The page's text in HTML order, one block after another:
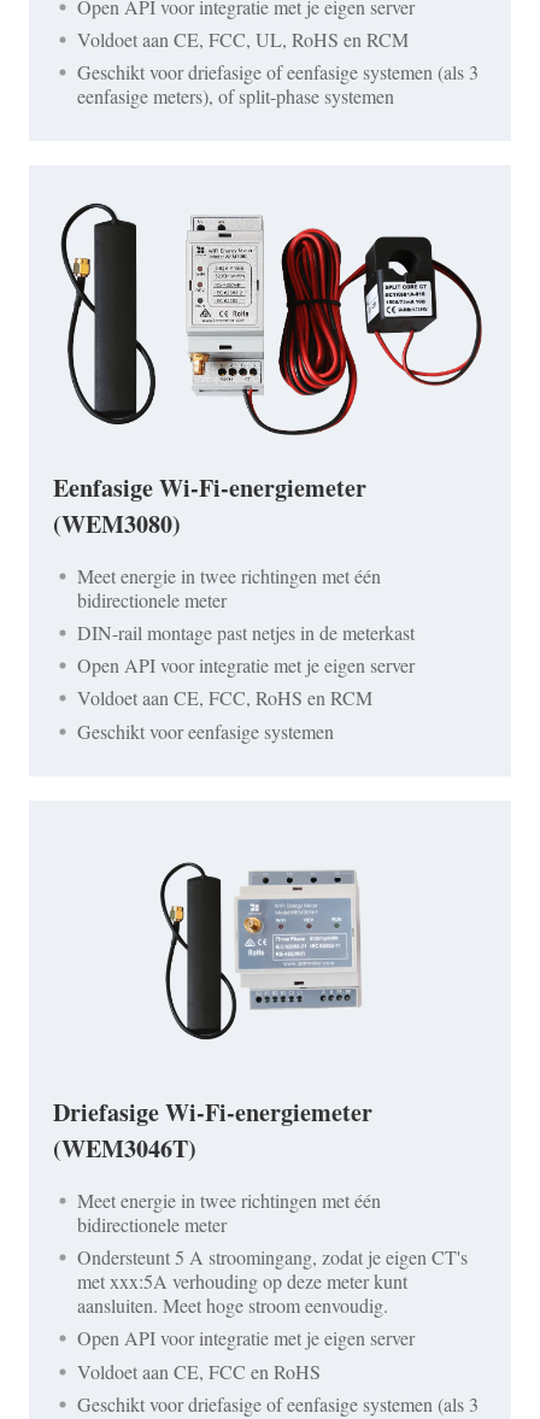
Open API voor integratie met je eigen server
Voldoet aan CE, FCC, UL, RoHS en RCM
Geschikt voor driefasige of eenfasige systemen (als 3
eenfasige meters), of split-phase systemen
Eenfasige Wi-Fi-energiemeter
(WEM3080)
Meet energie in twee richtingen met één
bidirectionele meter
DIN-rail montage past netjes in de meterkast
Open API voor integratie met je eigen server
Voldoet aan CE, FCC, RoHS en RCM
Geschikt voor eenfasige systemen
Driefasige Wi-Fi-energiemeter
(WEM3046T)
Meet energie in twee richtingen met één
bidirectionele meter
Ondersteunt 5 A stroomingang, zodat je eigen CT's
met xxx:5A verhouding op deze meter kunt
aansluiten. Meet hoge stroom eenvoudig.
Open API voor integratie met je eigen server
Voldoet aan CE, FCC en RoHS
Geschikt voor driefasige of eenfasige systemen (als 3